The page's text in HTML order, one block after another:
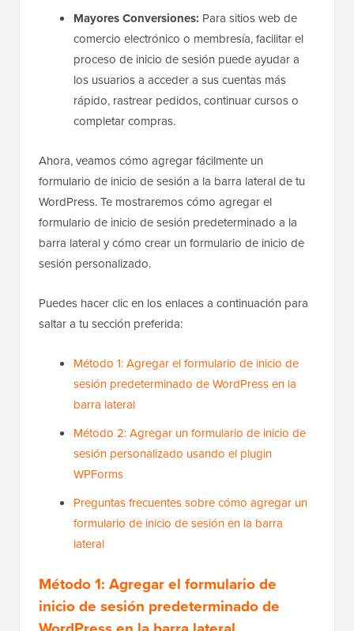
Mayores Conversiones: Para sitios web de
comercio electrónico o membresía, facilitar el
proceso de inicio de sesión puede ayudar a
los usuarios a acceder a sus cuentas más
rápido, rastrear pedidos, continuar cursos o
completar compras.
Ahora, veamos cómo agregar fácilmente un
formulario de inicio de sesión a la barra lateral de tu
WordPress. Te mostraremos cómo agregar el
formulario de inicio de sesión predeterminado a la
barra lateral y cómo crear un formulario de inicio de
sesión personalizado.
Puedes hacer clic en los enlaces a continuación para
saltar a tu sección preferida:
Método 1: Agregar el formulario de inicio de
sesión predeterminado de WordPress en la
barra lateral
Método 2: Agregar un formulario de inicio de
sesión personalizado usando el plugin
WPForms
Preguntas frecuentes sobre cómo agregar un
formulario de inicio de sesión en la barra
lateral
Método 1: Agregar el formulario de
inicio de sesión predeterminado de